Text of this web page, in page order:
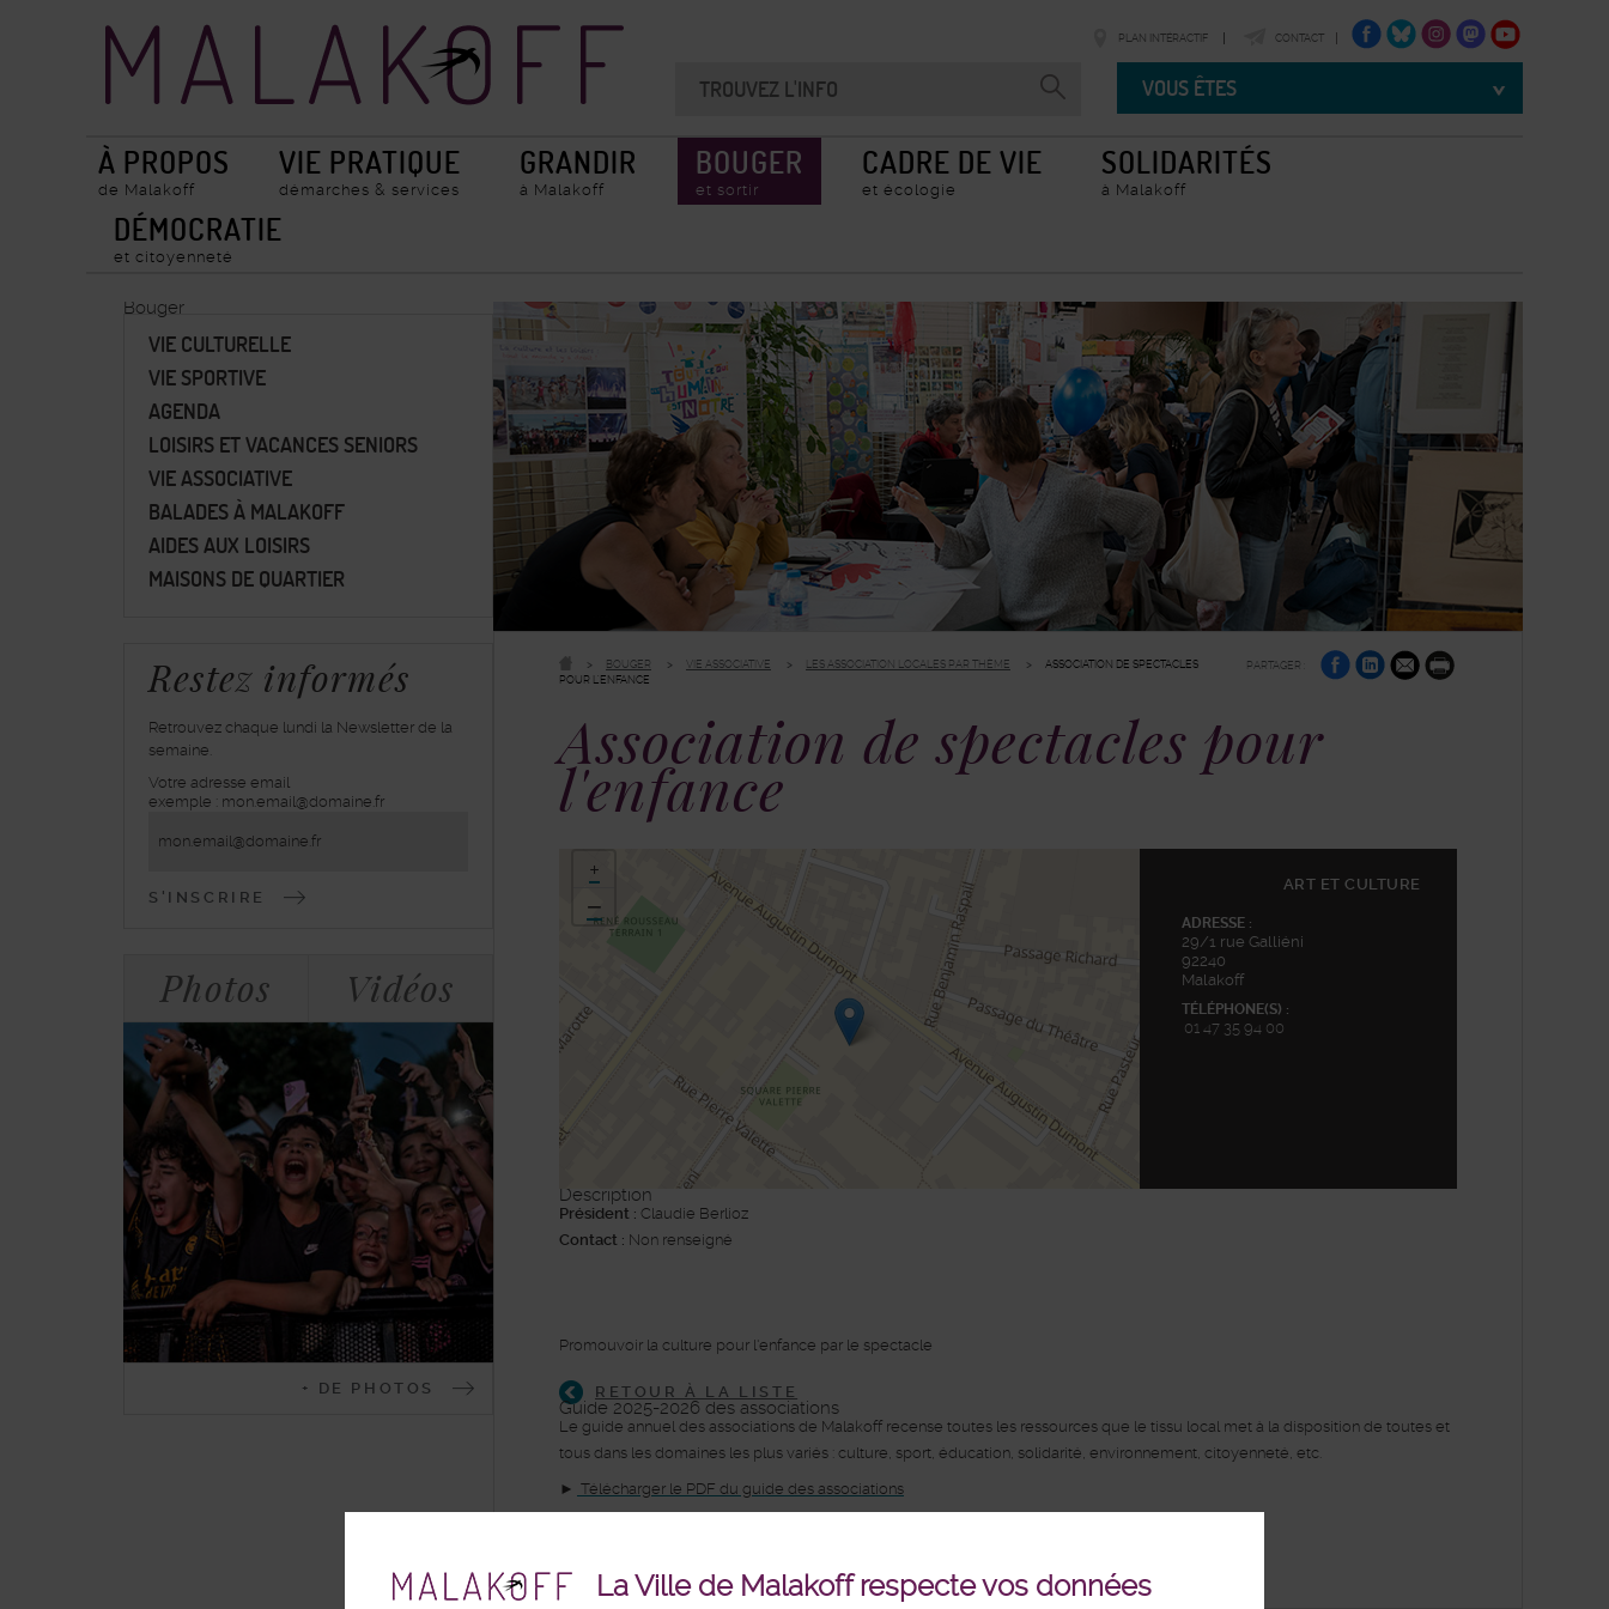
La Ville de Malakoff respecte vos données
Malakoff
PLAN INTÉRACTIF CONTACT
FACEBOOKTWITTERINSTAGRAMTWITTERYOUTUBE
Vous
VOUS ÊTES
À PROPOS
de Malakoff
VIE PRATIQUE
démarches & services
GRANDIR
à Malakoff
BOUGER
et sortir
CADRE DE VIE
et écologie
SOLIDARITÉS
à Malakoff
DÉMOCRATIE
et citoyenneté
BOUGER VIE ASSOCIATIVE LES ASSOCIATION LOCALES PAR THÈME
ASSOCIATION DE SPECTACLES
POUR L'ENFANCE
PARTAGER :
sur
Facebook
sur
Linkedin
par
e-
mail
Imprimer
Association de spectacles pour
l'enfance
+
−
ART ET CULTURE
ADRESSE :
29/1 rue Galliéni
92240
Malakoff
TÉLÉPHONE(S) :
01 47 35 94 00
Description
Président : Claudie Berlioz
Contact : Non renseigné
Promouvoir la culture pour l'enfance par le spectacle
RETOUR À LA LISTE
Guide 2025-2026 des associations
Le guide annuel des associations de Malakoff recense toutes les ressources que le tissu local met à la disposition de toutes et
tous dans les domaines les plus variés : culture, sport, éducation, solidarité, environnement, citoyenneté, etc.
► Télécharger le PDF du guide des associations
Bouger
VIE CULTURELLE
VIE SPORTIVE
AGENDA
LOISIRS ET VACANCES SENIORS
VIE ASSOCIATIVE
BALADES À MALAKOFF
AIDES AUX LOISIRS
MAISONS DE QUARTIER
Restez informés
Retrouvez chaque lundi la Newsletter de la
semaine.
inscrivez-
vous
lettre
Votre adresse email
exemple : mon.email@domaine.fr
Photos Vidéos
+ DE PHOTOS